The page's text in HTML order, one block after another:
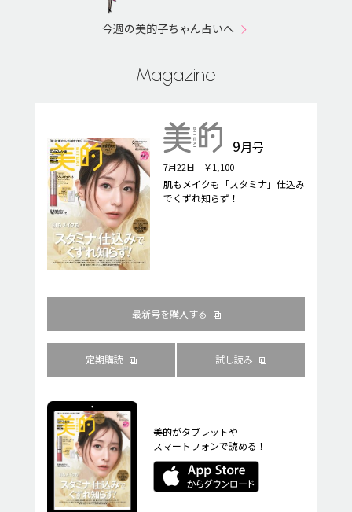
今週の美的子ちゃん占いへ
Magazine
9月号
7月22日 ￥1,100
肌もメイクも「スタミナ」仕込み
でくずれ知らず！
最新号を購入する
定期購読 試し読み
美的がタブレットや
スマートフォンで読める！